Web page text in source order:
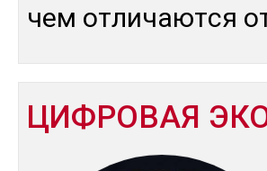
чем от­ли­чают­ся
ЦИФРОВАЯ